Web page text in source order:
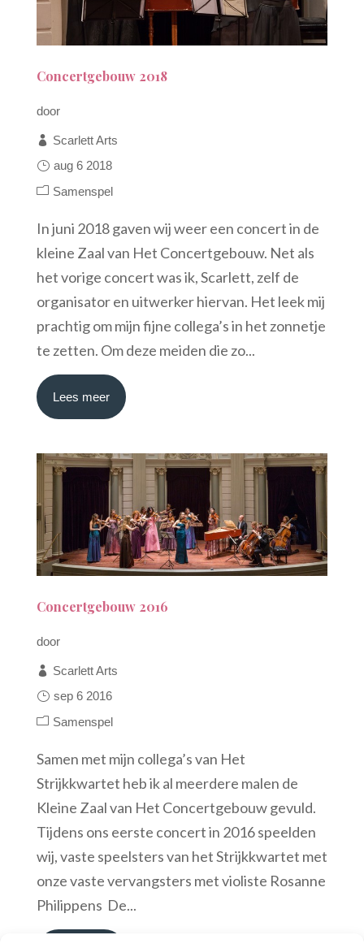
Concertgebouw 2018
door
Scarlett Arts
aug 6 2018
Samenspel
In juni 2018 gaven wij weer een concert in de
kleine Zaal van Het Concertgebouw. Net als
het vorige concert was ik, Scarlett, zelf de
organisator en uitwerker hiervan. Het leek mij
prachtig om mijn fijne collega’s in het zonnetje
te zetten. Om deze meiden die zo...
Lees meer
Concertgebouw 2016
door
Scarlett Arts
sep 6 2016
Samenspel
Samen met mijn collega’s van Het
Strijkkwartet heb ik al meerdere malen de
Kleine Zaal van Het Concertgebouw gevuld.
Tijdens ons eerste concert in 2016 speelden
wij, vaste speelsters van het Strijkkwartet met
onze vaste vervangsters met violiste Rosanne
Philippens De...